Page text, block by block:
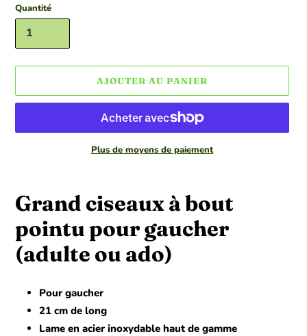
Quantité
AJOUTER AU PANIER
Plus de moyens de paiement
produit
votre
panier
Grand ciseaux à bout
pointu pour gaucher
(adulte ou ado)
Pour gaucher
21 cm de long
Lame en acier inoxydable haut de gamme